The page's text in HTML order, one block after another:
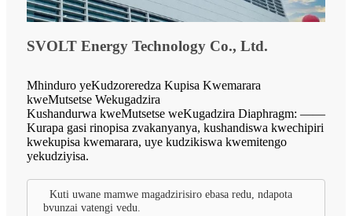
SVOLT Energy Technology Co., Ltd.
Mhinduro yeKudzoreredza Kupisa Kwemarara
kweMutsetse Wekugadzira
Kushandurwa kweMutsetse weKugadzira Diaphragm: ——
Kurapa gasi rinopisa zvakanyanya, kushandiswa kwechipiri
kwekupisa kwemarara, uye kudzikiswa kwemitengo
yekudziyisa.
Kuti uwane mamwe magadzirisiro ebasa redu, ndapota
bvunzai vatengi vedu.